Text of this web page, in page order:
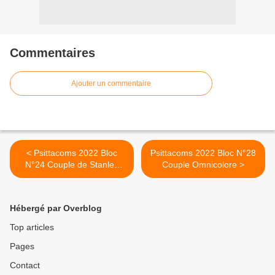
Commentaires
Ajouter un commentaire
< Psittacoms 2022 Bloc
N°24 Couple de Stanley
Bleue
Psittacoms 2022 Bloc N°28
Couple Omnicolore >
Hébergé par Overblog
Top articles
Pages
Contact